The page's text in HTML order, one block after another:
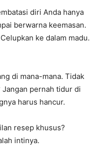
diri Anda hanya
berwarna keemasan.
ke dalam madu.
di mana-mana. Tidak
Jangan pernah tidur di
harus hancur.
resep khusus?
intinya.